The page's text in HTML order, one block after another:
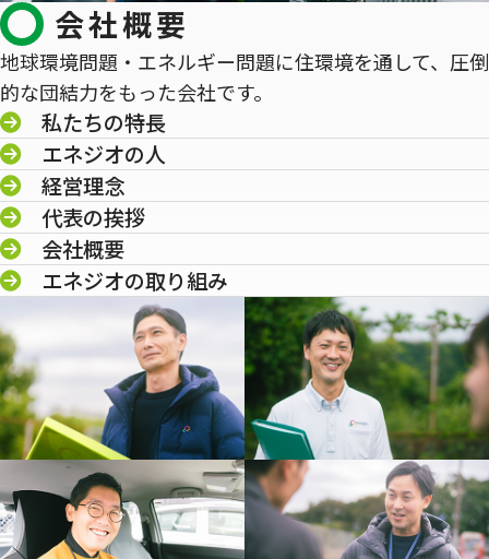
会社概要
地球環境問題・エネルギー問題に住環境を通して、圧倒
的な団結力をもった会社です。
私たちの特長
エネジオの人
経営理念
代表の挨拶
会社概要
エネジオの取り組み